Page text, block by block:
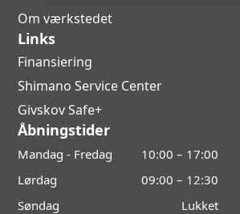
Om værkstedet
Links
Finansiering
Shimano Service Center
Givskov Safe+
Åbningstider
Mandag - Fredag
10:00 – 17:00
Lørdag
09:00 – 12:30
Søndag
Lukket